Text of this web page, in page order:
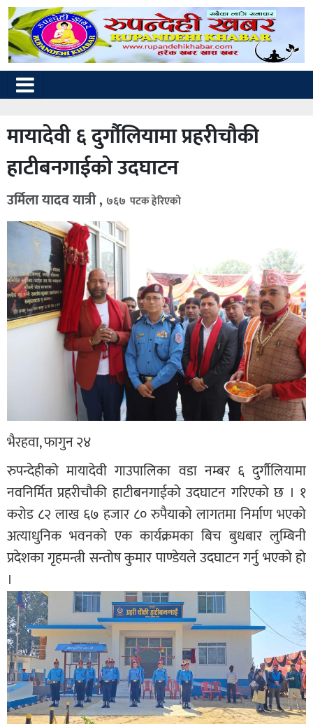
मायादेवी ६ दुर्गाैलियामा प्रहरीचौकी
हाटीबनगाईको उदघाटन
उर्मिला यादव यात्री , ७६७ पटक हेरिएको
भैरहवा, फागुन २४
रुपन्देहीको मायादेवी गाउपालिका वडा नम्बर ६ दुर्गौलियामा
नवनिर्मित प्रहरीचौकी हाटीबनगाईको उदघाटन गरिएको छ । १
करोड ८२ लाख ६७ हजार ८० रुपैयाको लागतमा निर्माण भएको
अत्याधुनिक भवनको एक कार्यक्रमका बिच बुधबार लुम्बिनी
प्रदेशका गृहमन्त्री सन्तोष कुमार पाण्डेयले उदघाटन गर्नु भएको हो
।